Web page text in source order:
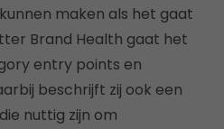
maken als het gaat
Brand Health gaat het
entry points en
beschrijft zij ook een
nuttig zijn om